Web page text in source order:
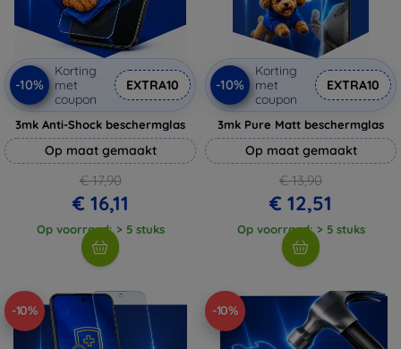
-10%
Korting
met
coupon
EXTRA10
3mk Anti-Shock beschermglas
Op maat gemaakt
€ 17,90
€ 16,11
Op voorraad: > 5 stuks
-10%
Korting
met
coupon
EXTRA10
3mk Pure Matt beschermglas
Op maat gemaakt
€ 13,90
€ 12,51
Op voorraad: > 5 stuks
-10% -10%